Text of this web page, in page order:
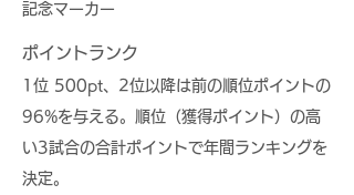
記念マーカー
ポイントランク
1位 500pt、2位以降は前の順位ポイントの
96%を与える。順位（獲得ポイント）の高
い3試合の合計ポイントで年間ランキングを
決定。